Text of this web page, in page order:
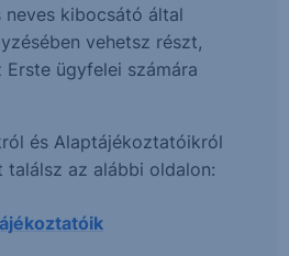
neves kibocsátó által
vehetsz részt,
ügyfelei számára
és Alaptájékoztatóikról
az alábbi oldalon: